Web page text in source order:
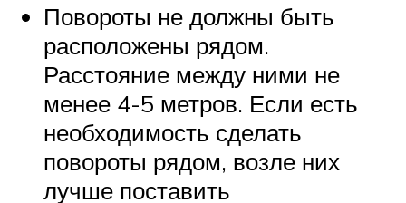
Повороты не должны быть
расположены рядом.
Расстояние между ними не
менее 4-5 метров. Если есть
необходимость сделать
повороты рядом, возле них
лучше поставить